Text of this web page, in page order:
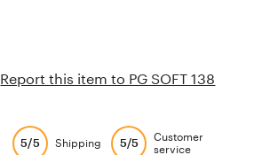
Report this item to PG SOFT 138
5/5 Shipping 5/5
Customer
service